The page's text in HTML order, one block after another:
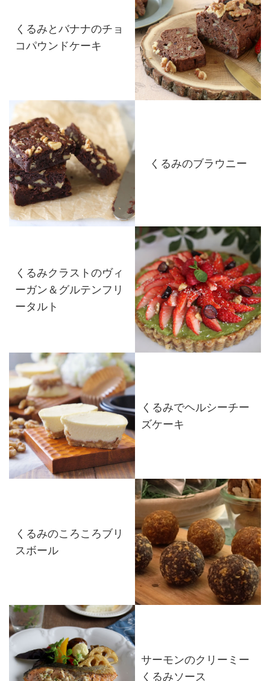
くるみとバナナのチョ
コパウンドケーキ
くるみのブラウニー
くるみクラストのヴィ
ーガン＆グルテンフリ
ータルト
くるみでヘルシーチー
ズケーキ
くるみのころころブリ
スボール
サーモンのクリーミー
くるみソース